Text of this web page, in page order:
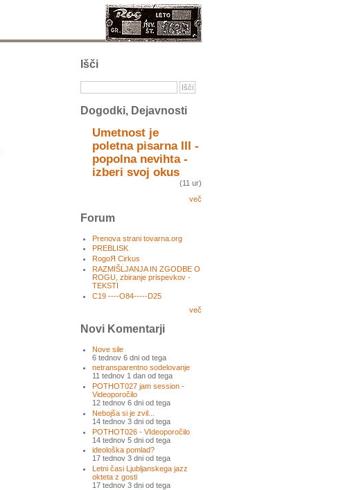
Išči
Dogodki, Dejavnosti
Umetnost je
poletna pisarna III -
popolna nevihta -
izberi svoj okus
(11 ur)
več
Forum
Prenova strani tovarna.org
PREBLISK
RogoЯ Cirkus
RAZMIŠLJANJA IN ZGODBE O
ROGU, zbiranje prispevkov -
TEKSTI
C19 ----O84-----D25
več
Novi Komentarji
Nove sile
6 tednov 6 dni od tega
netransparentno sodelovanje
11 tednov 1 dan od tega
POTHOT027 jam session -
Videoporočilo
12 tednov 6 dni od tega
Nebojša si je zvil...
14 tednov 3 dni od tega
POTHOT026 - VIdeoporočilo
14 tednov 5 dni od tega
ideološka pomlad?
17 tednov 3 dni od tega
Letni časi Ljubljanskega jazz
okteta z gosti
17 tednov 3 dni od tega